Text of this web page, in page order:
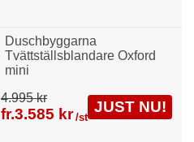
Duschbyggarna
Tvättställsblandare Oxford
mini
4.995 kr
fr.3.585 kr /st
JUST NU!